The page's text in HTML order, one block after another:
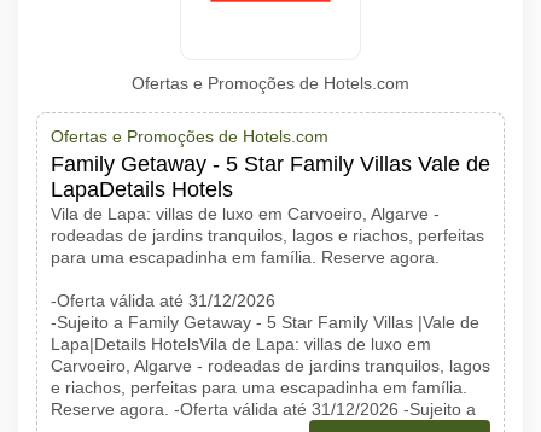
Ofertas e Promoções de Hotels.com
Ofertas e Promoções de Hotels.com
Family Getaway - 5 Star Family Villas Vale de
LapaDetails Hotels
Vila de Lapa: villas de luxo em Carvoeiro, Algarve -
rodeadas de jardins tranquilos, lagos e riachos, perfeitas
para uma escapadinha em família. Reserve agora.
-Oferta válida até 31/12/2026
-Sujeito a Family Getaway - 5 Star Family Villas |Vale de
Lapa|Details HotelsVila de Lapa: villas de luxo em
Carvoeiro, Algarve - rodeadas de jardins tranquilos, lagos
e riachos, perfeitas para uma escapadinha em família.
Reserve agora. -Oferta válida até 31/12/2026 -Sujeito a